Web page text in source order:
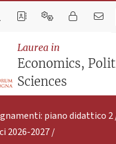
Laurea in
Economics,
Sciences
piano didattico 2
2026-2027